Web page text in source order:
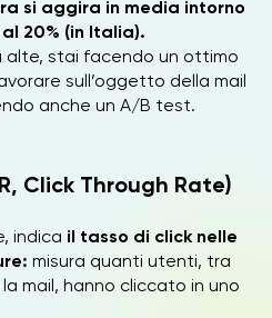
si aggira in media intorno
20% (in Italia).
alte, stai facendo un ottimo
sull’oggetto della mail
anche un A/B test.
Click Through Rate)
indica il tasso di click nelle
misura quanti utenti, tra
mail, hanno cliccato in uno